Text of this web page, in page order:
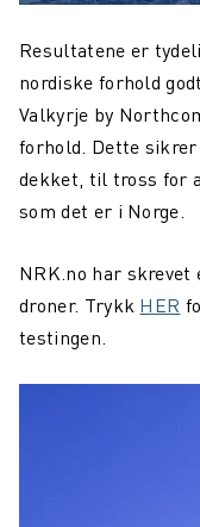
Resultatene er
nordiske forhold
Valkyrje by
forhold. Dette
dekket, til tross for
som det er i Norge.
NRK.no har
droner. Trykk HER
testingen.